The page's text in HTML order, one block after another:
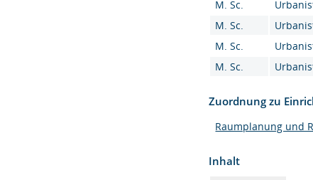
M. Sc.
M. Sc.
M. Sc.
M. Sc.
Zuordnung zu
Raumplanung und
Inhalt